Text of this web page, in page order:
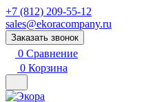
+7 (812) 209-55-12
sales@ekoracompany.ru
Заказать звонок
0 Сравнение
0 Корзина